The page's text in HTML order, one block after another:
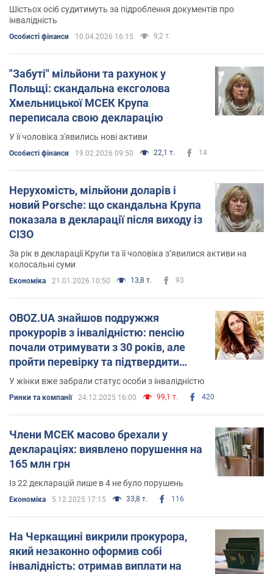
Шістьох осіб судитимуть за підроблення документів про
інвалідність
Особисті фінанси 10.04.2026 16:15 9,2 т.
"Забуті" мільйони та рахунок у
Польщі: скандальна ексголова
Хмельницької МСЕК Крупа
переписала свою декларацію
У її чоловіка з'явились нові активи
Особисті фінанси 19.02.2026 09:50 22,1 т. 14
Нерухомість, мільйони доларів і
новий Porsche: що скандальна Крупа
показала в декларації після виходу із
СІЗО
За рік в декларації Крупи та її чоловіка зʼявилися активи на
колосальні суми
Економіка 21.01.2026 10:50 13,8 т. 93
OBOZ.UA знайшов подружжя
прокурорів з інвалідністю: пенсію
почали отримувати з 30 років, але
пройти перевірку та підтвердити
діагноз відмовились
У жінки вже забрали статус особи з інвалідністю
Ринки та компанії 24.12.2025 16:00 99,1 т. 420
Члени МСЕК масово брехали у
деклараціях: виявлено порушення на
165 млн грн
Із 22 декларацій лише в 4 не було порушень
Економіка 5.12.2025 17:15 33,8 т. 116
На Черкащині викрили прокурора,
який незаконно оформив собі
інвалідність: отримав виплати на